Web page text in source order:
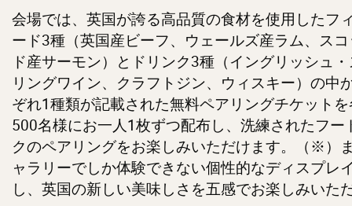
会場では、英国が誇る高品質の食材を使用したフ
ード3種（英国産ビーフ、ウェールズ産ラム、ス
ド産サーモン）とドリンク3種（イングリッシュ
リングワイン、クラフトジン、ウィスキー）の中
ぞれ1種類が記載された無料ペアリングチケット
500名様にお一人1枚ずつ配布し、洗練されたフー
クのペアリングをお楽しみいただけます。（※）
ャラリーでしか体験できない個性的なディスプレ
し、英国の新しい美味しさを五感でお楽しみいた